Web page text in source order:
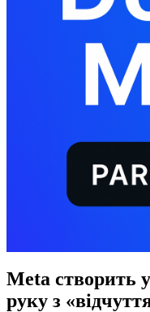
Meta створить
руку з